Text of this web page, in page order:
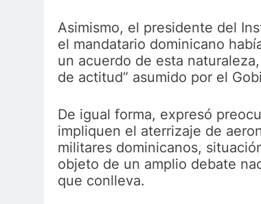
Asimismo, el presidente del
el mandatario dominicano
un acuerdo de esta
de actitud” asumido por el
De igual forma, expresó
impliquen el aterrizaje de
militares dominicanos,
objeto de un amplio debate
que conlleva.